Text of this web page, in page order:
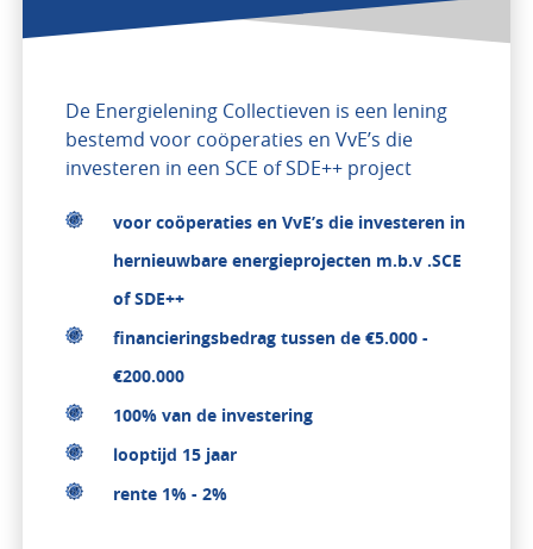
De Energielening Collectieven is een lening
bestemd voor coöperaties en VvE’s die
investeren in een SCE of SDE++ project
voor coöperaties en VvE’s die investeren in
hernieuwbare energieprojecten m.b.v .SCE
of SDE++
financieringsbedrag tussen de €5.000 -
€200.000
100% van de investering
looptijd 15 jaar
rente 1% - 2%